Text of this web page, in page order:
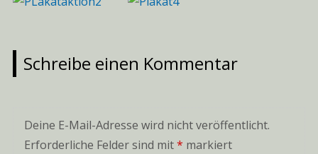
Schreibe einen Kommentar
Deine E-Mail-Adresse wird nicht veröffentlicht.
Erforderliche Felder sind mit* markiert